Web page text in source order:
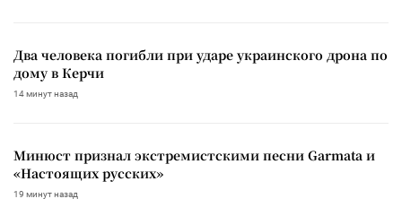
Два человека погибли при ударе украинского дрона по
дому в Керчи
14 минут назад
Минюст признал экстремистскими песни Garmata и
«Настоящих русских»
19 минут назад